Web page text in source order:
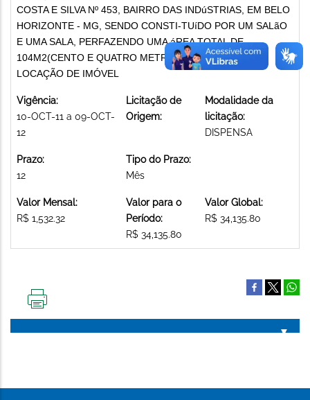
COSTA E SILVA Nº 453, BAIRRO DAS INDúSTRIAS, EM BELO
HORIZONTE - MG, SENDO CONSTI-TUíDO POR UM SALãO
E UMA SALA, PERFAZENDO UMA áREA TOTAL DE
104M2(CENTO E QUATRO METROS QUADRADOS).
LOCAÇÃO DE IMÓVEL
Vigência:
10-OCT-11 a 09-OCT-
12
Licitação de
Origem:
Modalidade da
licitação:
DISPENSA
Prazo:
12
Tipo do Prazo:
Mês
Valor Mensal:
R$ 1,532.32
Valor para o
Período:
R$ 34,135.80
Valor Global:
R$ 34,135.80
PÁGINA